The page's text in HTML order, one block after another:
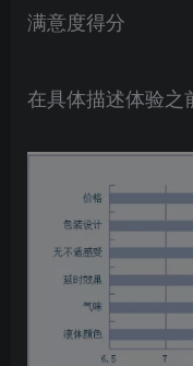
满意度得分
在具体描述体验之